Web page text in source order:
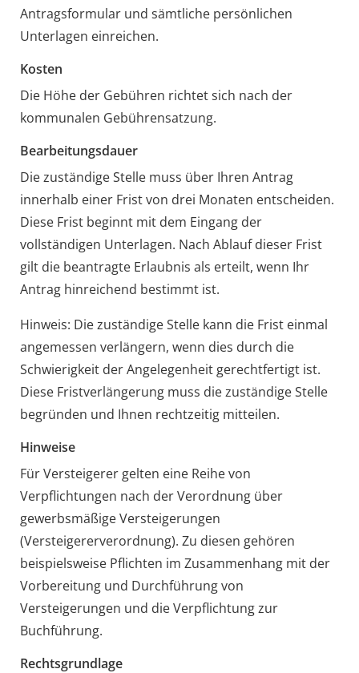
Antragsformular und sämtliche persönlichen
Unterlagen einreichen.
Kosten
Die Höhe der Gebühren richtet sich nach der
kommunalen Gebührensatzung.
Bearbeitungsdauer
Die zuständige Stelle muss über Ihren Antrag
innerhalb einer Frist von drei Monaten entscheiden.
Diese Frist beginnt mit dem Eingang der
vollständigen Unterlagen. Nach Ablauf dieser Frist
gilt die beantragte Erlaubnis als erteilt, wenn Ihr
Antrag hinreichend bestimmt ist.
Hinweis: Die zuständige Stelle kann die Frist einmal
angemessen verlängern, wenn dies durch die
Schwierigkeit der Angelegenheit gerechtfertigt ist.
Diese Fristverlängerung muss die zuständige Stelle
begründen und Ihnen rechtzeitig mitteilen.
Hinweise
Für Versteigerer gelten eine Reihe von
Verpflichtungen nach der Verordnung über
gewerbsmäßige Versteigerungen
(Versteigererverordnung). Zu diesen gehören
beispielsweise Pflichten im Zusammenhang mit der
Vorbereitung und Durchführung von
Versteigerungen und die Verpflichtung zur
Buchführung.
Rechtsgrundlage